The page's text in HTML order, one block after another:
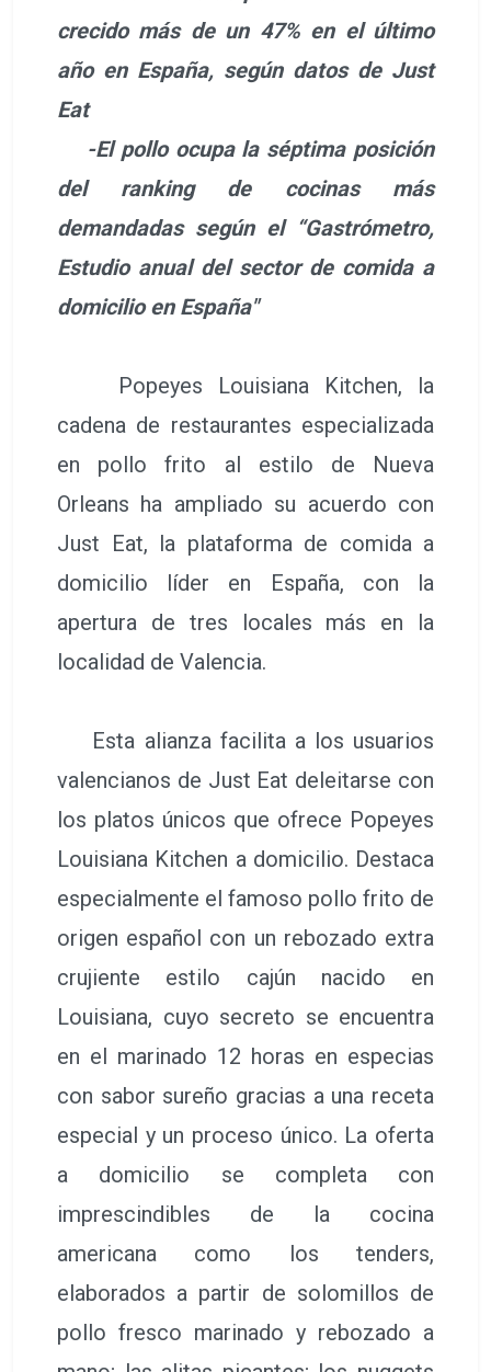
crecido más de un 47% en el último
año en España, según datos de Just
Eat
-El pollo ocupa la séptima posición
del ranking de cocinas más
demandadas según el “Gastrómetro,
Estudio anual del sector de comida a
domicilio en España"
Popeyes Louisiana Kitchen, la
cadena de restaurantes especializada
en pollo frito al estilo de Nueva
Orleans ha ampliado su acuerdo con
Just Eat, la plataforma de comida a
domicilio líder en España, con la
apertura de tres locales más en la
localidad de Valencia.
Esta alianza facilita a los usuarios
valencianos de Just Eat deleitarse con
los platos únicos que ofrece Popeyes
Louisiana Kitchen a domicilio. Destaca
especialmente el famoso pollo frito de
origen español con un rebozado extra
crujiente estilo cajún nacido en
Louisiana, cuyo secreto se encuentra
en el marinado 12 horas en especias
con sabor sureño gracias a una receta
especial y un proceso único. La oferta
a domicilio se completa con
imprescindibles de la cocina
americana como los tenders,
elaborados a partir de solomillos de
pollo fresco marinado y rebozado a